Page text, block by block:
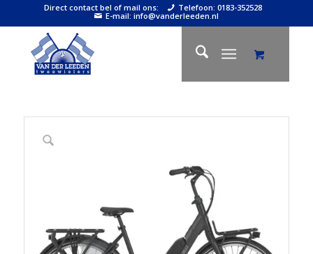
Direct contact bel of mail ons:
Telefoon: 0183-352528
E-mail: info@vanderleeden.nl